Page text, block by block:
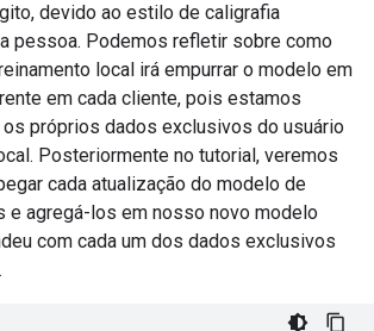
devido ao estilo de caligrafia
pessoa. Podemos refletir sobre como
local irá empurrar o modelo em
em cada cliente, pois estamos
próprios dados exclusivos do usuário
Posteriormente no tutorial, veremos
cada atualização do modelo de
e agregá-los em nosso novo modelo
com cada um dos dados exclusivos